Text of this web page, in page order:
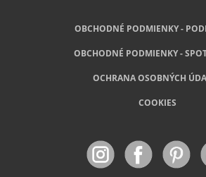
OBCHODNÉ PODMIENKY -
OBCHODNÉ PODMIENKY -
OCHRANA OSOBNÝCH
COOKIES